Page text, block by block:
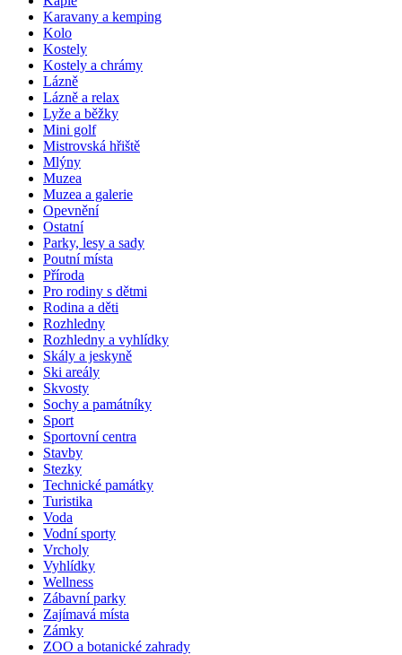
Karavany a kemping
Kolo
Kostely
Kostely a chrámy
Lázně
Lázně a relax
Lyže a běžky
Mini golf
Mistrovská hřiště
Mlýny
Muzea
Muzea a galerie
Opevnění
Ostatní
Parky, lesy a sady
Poutní místa
Příroda
Pro rodiny s dětmi
Rodina a děti
Rozhledny
Rozhledny a vyhlídky
Skály a jeskyně
Ski areály
Skvosty
Sochy a památníky
Sport
Sportovní centra
Stavby
Stezky
Technické památky
Turistika
Voda
Vodní sporty
Vrcholy
Vyhlídky
Wellness
Zábavní parky
Zajímavá místa
Zámky
ZOO a botanické zahrady